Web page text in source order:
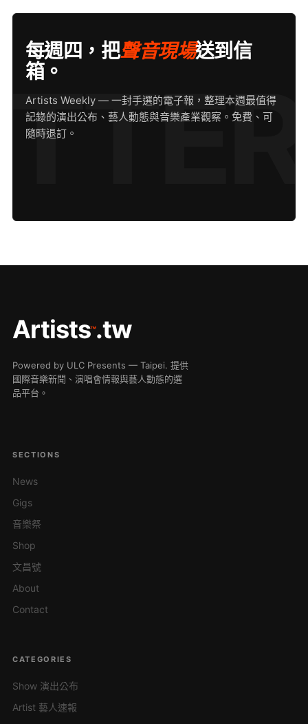
每週四，把聲音現場送到信
箱。
Artists Weekly — 一封手選的電子報，整理本週最值得
記錄的演出公布、藝人動態與音樂產業觀察。免費、可
隨時退訂。
Artists™.tw
Powered by ULC Presents — Taipei. 提供
國際音樂新聞、演唱會情報與藝人動態的選
品平台。
SECTIONS
News
Gigs
音樂祭
Shop
文昌號
About
Contact
CATEGORIES
Show 演出公布
Artist 藝人速報